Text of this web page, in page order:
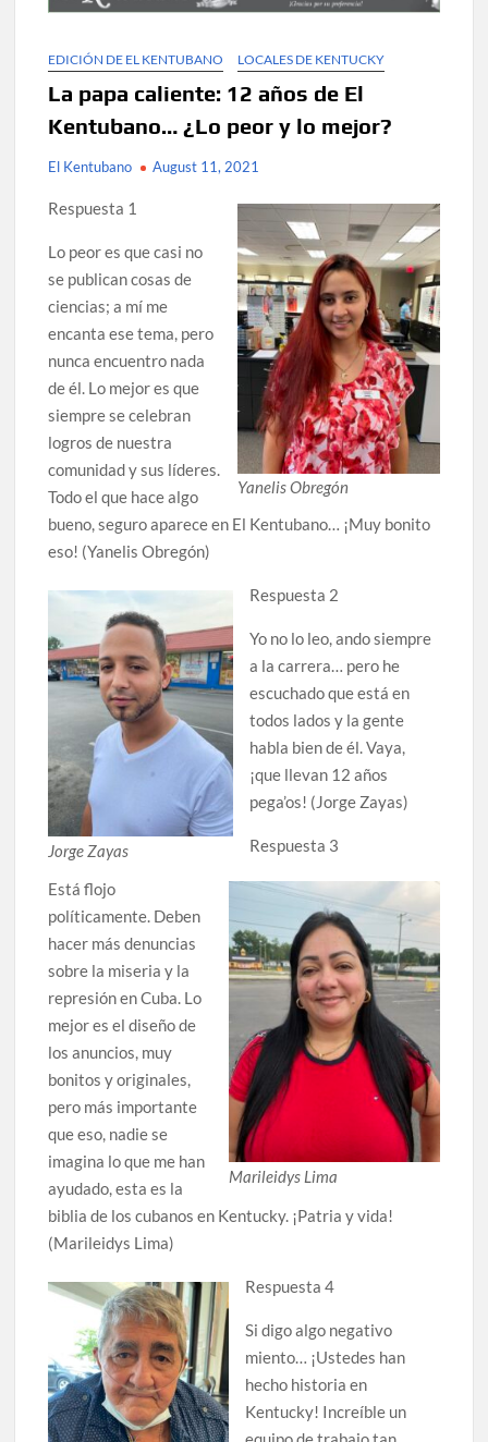
EDICIÓN DE EL KENTUBANO LOCALES DE KENTUCKY
La papa caliente: 12 años de El
Kentubano… ¿Lo peor y lo mejor?
El Kentubano August 11, 2021
Yanelis Obregón
Respuesta 1
Lo peor es que casi no
se publican cosas de
ciencias; a mí me
encanta ese tema, pero
nunca encuentro nada
de él. Lo mejor es que
siempre se celebran
logros de nuestra
comunidad y sus líderes.
Todo el que hace algo
bueno, seguro aparece en El Kentubano… ¡Muy bonito
eso! (Yanelis Obregón)
Jorge Zayas
Respuesta 2
Yo no lo leo, ando siempre
a la carrera… pero he
escuchado que está en
todos lados y la gente
habla bien de él. Vaya,
¡que llevan 12 años
pega’os! (Jorge Zayas)
Marileidys Lima
Respuesta 3
Está flojo
políticamente. Deben
hacer más denuncias
sobre la miseria y la
represión en Cuba. Lo
mejor es el diseño de
los anuncios, muy
bonitos y originales,
pero más importante
que eso, nadie se
imagina lo que me han
ayudado, esta es la
biblia de los cubanos en Kentucky. ¡Patria y vida!
(Marileidys Lima)
Respuesta 4
Si digo algo negativo
miento… ¡Ustedes han
hecho historia en
Kentucky! Increíble un